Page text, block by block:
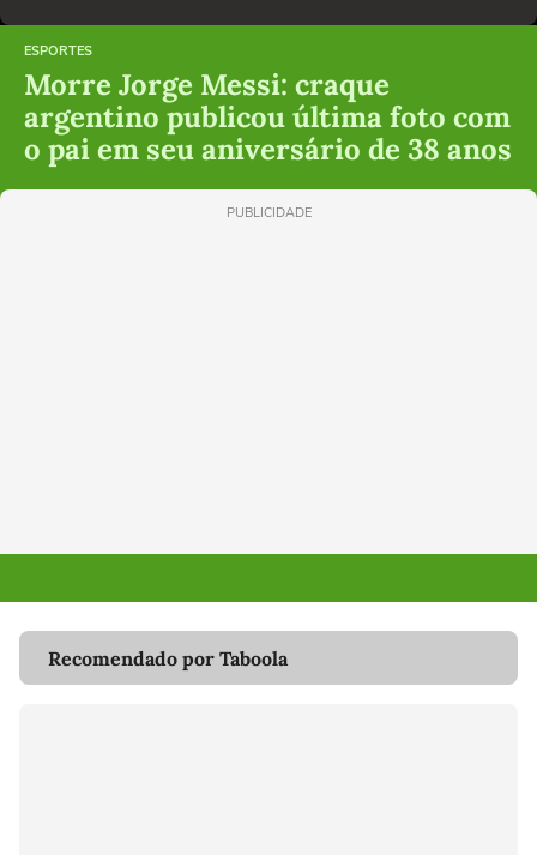
ESPORTES
Morre Jorge Messi: craque
argentino publicou última foto com
o pai em seu aniversário de 38 anos
PUBLICIDADE
Recomendado por Taboola